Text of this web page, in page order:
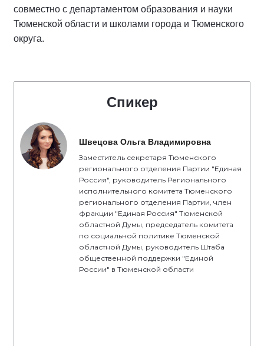
совместно с департаментом образования и науки
Тюменской области и школами города и Тюменского
округа.
Спикер
Швецова Ольга Владимировна
Заместитель секретаря Тюменского
регионального отделения Партии "Единая
Россия", руководитель Регионального
исполнительного комитета Тюменского
регионального отделения Партии, член
фракции "Единая Россия" Тюменской
областной Думы, председатель комитета
по социальной политике Тюменской
областной Думы, руководитель Штаба
общественной поддержки "Единой
России" в Тюменской области